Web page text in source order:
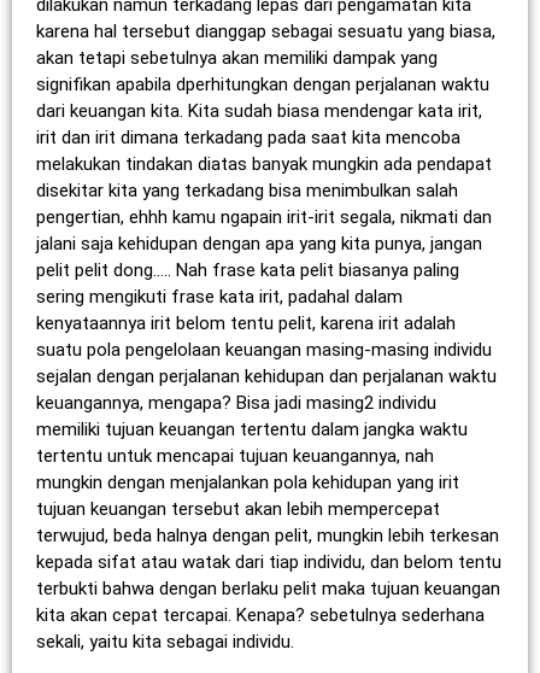
dilakukan namun terkadang lepas dari pengamatan kita
karena hal tersebut dianggap sebagai sesuatu yang biasa,
akan tetapi sebetulnya akan memiliki dampak yang
signifikan apabila dperhitungkan dengan perjalanan waktu
dari keuangan kita. Kita sudah biasa mendengar kata irit,
irit dan irit dimana terkadang pada saat kita mencoba
melakukan tindakan diatas banyak mungkin ada pendapat
disekitar kita yang terkadang bisa menimbulkan salah
pengertian, ehhh kamu ngapain irit-irit segala, nikmati dan
jalani saja kehidupan dengan apa yang kita punya, jangan
pelit pelit dong….. Nah frase kata pelit biasanya paling
sering mengikuti frase kata irit, padahal dalam
kenyataannya irit belom tentu pelit, karena irit adalah
suatu pola pengelolaan keuangan masing-masing individu
sejalan dengan perjalanan kehidupan dan perjalanan waktu
keuangannya, mengapa? Bisa jadi masing2 individu
memiliki tujuan keuangan tertentu dalam jangka waktu
tertentu untuk mencapai tujuan keuangannya, nah
mungkin dengan menjalankan pola kehidupan yang irit
tujuan keuangan tersebut akan lebih mempercepat
terwujud, beda halnya dengan pelit, mungkin lebih terkesan
kepada sifat atau watak dari tiap individu, dan belom tentu
terbukti bahwa dengan berlaku pelit maka tujuan keuangan
kita akan cepat tercapai. Kenapa? sebetulnya sederhana
sekali, yaitu kita sebagai individu.